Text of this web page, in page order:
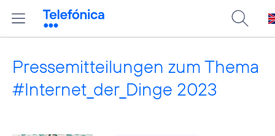
Pressemitteilungen zum Thema
#Internet_der_Dinge 2023